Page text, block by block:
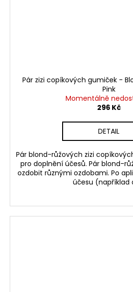
Pár zizi copíkových gumiček -
Pink
Momentálně
296 Kč
DETAIL
Pár blond-růžových zizi
pro doplnění účesů. Pár blond-
ozdobit různými ozdobami. Po
účesu (například